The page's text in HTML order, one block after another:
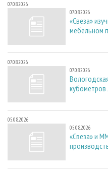
07.08.2026
07.08.2026
«Свеза»
мебельном
07.08.2026
07.08.2026
кубометров
05.08.2026
05.08.2026
«Свеза» и